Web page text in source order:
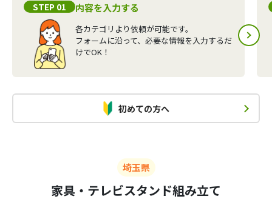
STEP 01 内容を入力する
各カテゴリより依頼が可能です。
フォームに沿って、必要な情報を入力するだ
けでOK！
初めての方へ
埼玉県
家具・テレビスタンド組み立て